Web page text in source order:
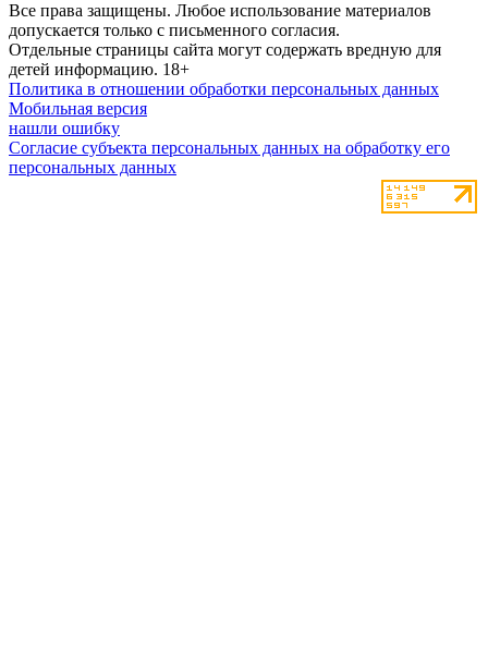
Все права защищены. Любое использование материалов
допускается только с письменного согласия.
Отдельные страницы сайта могут содержать вредную для
детей информацию. 18+
Политика в отношении обработки персональных данных
Мобильная версия
нашли ошибку
Согласие субъекта персональных данных на обработку его
персональных данных